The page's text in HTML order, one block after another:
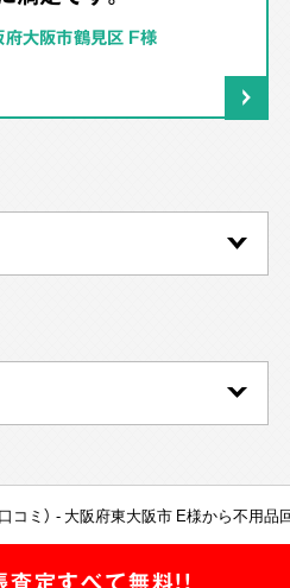
府大阪市鶴見区 F様
コミ） 大阪府東大阪市 E様から不用品
査定すべて無料!!